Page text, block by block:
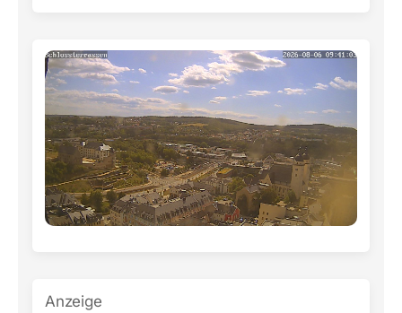
Anzeige